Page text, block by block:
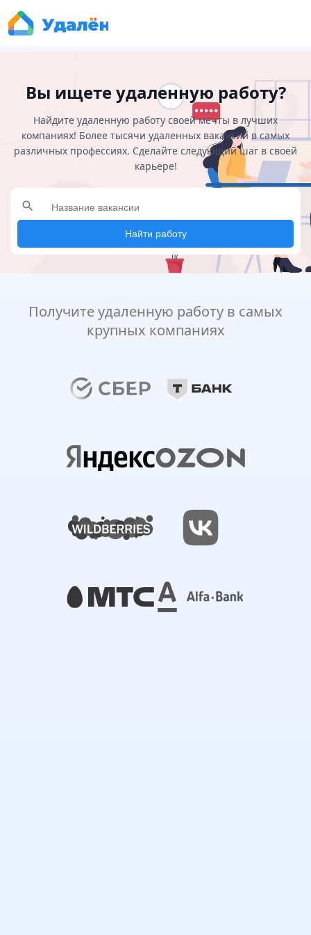
Вы ищете удаленную работу?
Найдите удаленную работу своей мечты в лучших
компаниях! Более тысячи удаленных вакансий в самых
различных профессиях. Сделайте следующий шаг в своей
карьере!
search
Найти работу
Получите удаленную работу в самых
крупных компаниях